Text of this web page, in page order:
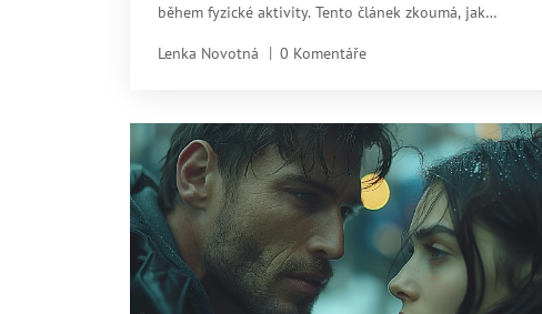
během fyzické aktivity. Tento článek zkoumá, jak
náhrad a poskytuje rady, jak minimalizovat rizika
Lenka Novotná 0 Komentáře